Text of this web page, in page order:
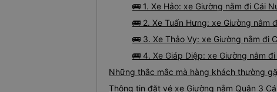
🚌 1. Xe Hảo: xe Giường nằm đi Cái
🚌 2. Xe Tuấn Hưng: xe Giường nằm
🚌 3. Xe Thảo Vy: xe Giường nằm đi
🚌 4. Xe Giáp Diệp: xe Giường nằm
Những thắc mắc mà hàng khách thường
Thông tin đặt vé xe Giường nằm Quận 3